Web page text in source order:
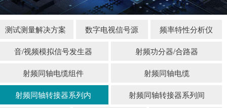
测试测量解决方案 数字电视信号源 频率特性分析仪
音/视频模拟信号发生器 射频功分器/合路器
射频同轴电缆组件 射频同轴电缆
射频同轴转接器系列内 射频同轴转接器系列间